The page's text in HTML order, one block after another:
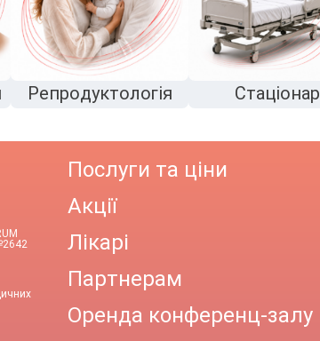
Репродуктологія Стаціонар
Послуги та ціни
Акції
Лікарі
Партнерам
Оренда конференц-залу